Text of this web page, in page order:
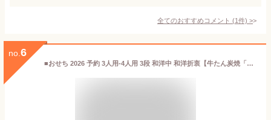
全てのおすすめコメント (1件) >
no. 6
■おせち 2026 予約 3人用-4人用 3段 和洋中 和洋折衷【牛たん炭焼「利久」和洋中おせち 37品目+牛たん 3〜4人前 】 和食 伝統 定番 お肉 牛肉 海鮮 正月料理 お節料理 年始 新春 おつまみ あて おしゃれ 家族 ご当地 お取り寄せ グルメ 冷凍 直4【送料無料】